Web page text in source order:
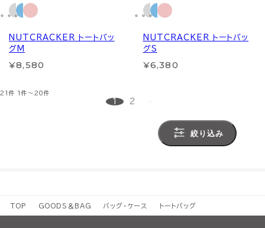
NUTCRACKER トートバッ
グM
¥8,580
NUTCRACKER トートバッ
グS
¥6,380
21件 1件～20件
1 2
絞り込み
TOP GOODS＆BAG バッグ・ケース トートバッグ